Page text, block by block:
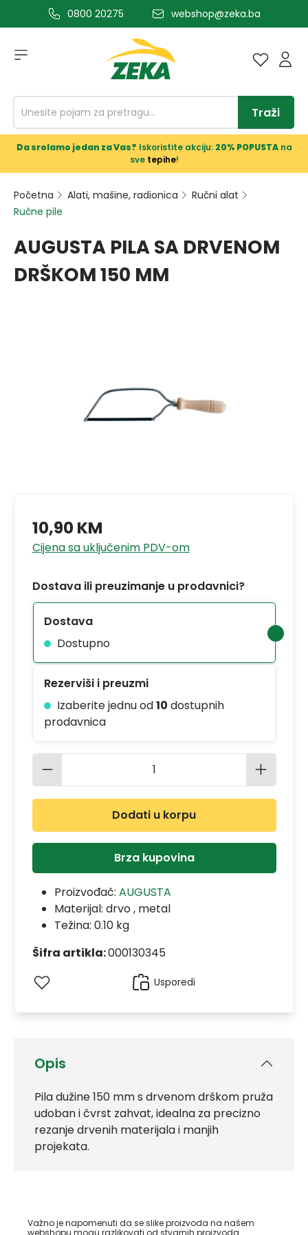
glavni sadržaj0800 20275 webshop@zeka.ba
Traži
Da srolamo jedan za Vas? Iskoristite akciju: 20% POPUSTAna
sve tepihe!
Početna Alati, mašine, radionica
Ručni alat
Ručne pile
AUGUSTA PILA SA DRVENOM
DRŠKOM 150 MM
Opis
Pila dužine 150 mm s drvenom drškom pruža
udoban i čvrst zahvat, idealna za precizno
rezanje drvenih materijala i manjih
projekata.
Važno je napomenuti da se slike proizvoda na našem
webshopu mogu razlikovati od stvarnih proizvoda.
10,90 KM
Cijena sa uključenim PDV-om
Dostava ili preuzimanje u prodavnici?
Dostava
Dostupno
Rezerviši i preuzmi
Izaberite jednu od10 dostupnih
prodavnica
Količina proizvoda: Unesite
Dodati u korpu
Brza kupovina
Proizvođač: AUGUSTA
Materijal: drvo , metal
Težina: 0.10 kg
Šifra artikla:000130345
Usporedi